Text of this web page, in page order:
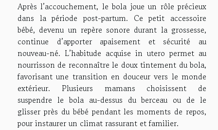
Après l’accouchement, le bola joue un rôle précieux
dans la période post-partum. Ce petit accessoire
bébé, devenu un repère sonore durant la grossesse,
continue d’apporter apaisement et sécurité au
nouveau-né. L’habitude acquise in utero permet au
nourrisson de reconnaître le doux tintement du bola,
favorisant une transition en douceur vers le monde
extérieur. Plusieurs mamans choisissent de
suspendre le bola au-dessus du berceau ou de le
glisser près du bébé pendant les moments de repos,
pour instaurer un climat rassurant et familier.